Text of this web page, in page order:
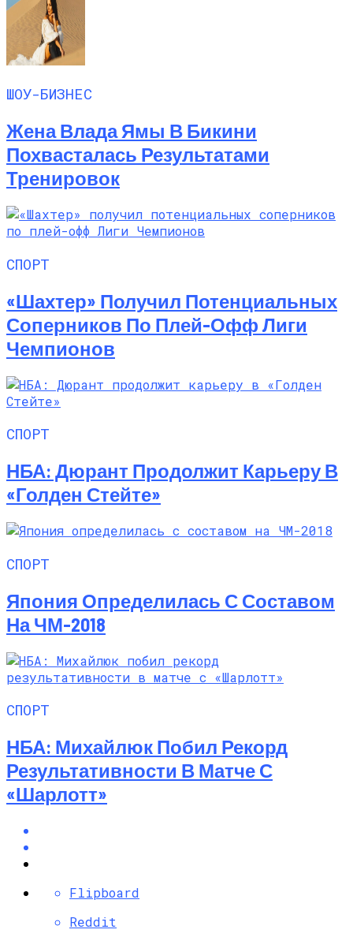
ШОУ-БИЗНЕС
Жена Влада Ямы В Бикини
Похвасталась Результатами
Тренировок
СПОРТ
«Шахтер» Получил Потенциальных
Соперников По Плей-Офф Лиги
Чемпионов
СПОРТ
НБА: Дюрант Продолжит Карьеру В
«Голден Стейте»
СПОРТ
Япония Определилась С Составом
На ЧМ-2018
СПОРТ
НБА: Михайлюк Побил Рекорд
Результативности В Матче С
«Шарлотт»
Flipboard
Reddit